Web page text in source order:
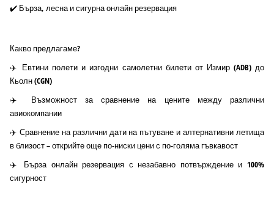
✔️ Бърза, лесна и сигурна онлайн резервация
Какво предлагаме?
✈️ Евтини полети и изгодни самолетни билети от Измир (ADB) до
Кьолн (CGN)
✈️ Възможност за сравнение на цените между различни
авиокомпании
✈️ Сравнение на различни дати на пътуване и алтернативни летища
в близост – открийте още по-ниски цени с по-голяма гъвкавост
✈️ Бърза онлайн резервация с незабавно потвърждение и 100%
сигурност